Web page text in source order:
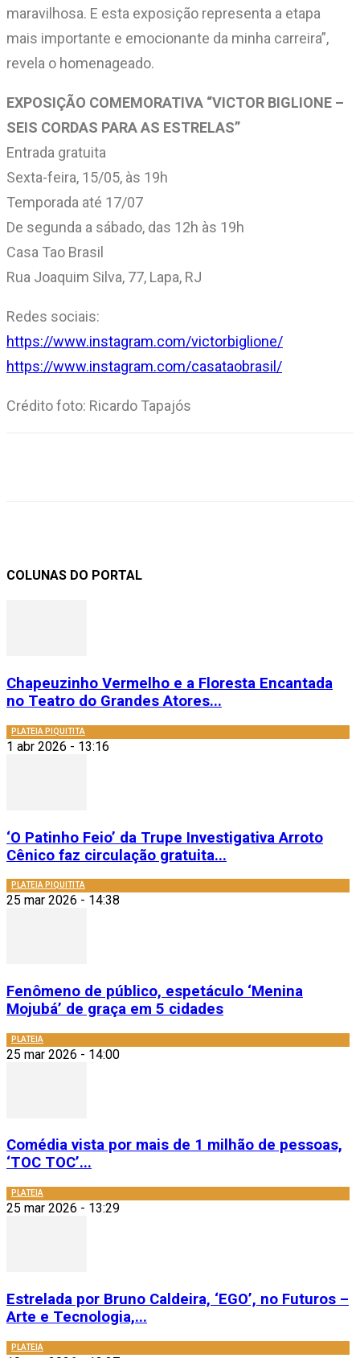
maravilhosa. E esta exposição representa a etapa
mais importante e emocionante da minha carreira”,
revela o homenageado.
EXPOSIÇÃO COMEMORATIVA “VICTOR BIGLIONE –
SEIS CORDAS PARA AS ESTRELAS”
Entrada gratuita
Sexta-feira, 15/05, às 19h
Temporada até 17/07
De segunda a sábado, das 12h às 19h
Casa Tao Brasil
Rua Joaquim Silva, 77, Lapa, RJ
Redes sociais:
https://www.instagram.com/victorbiglione/
https://www.instagram.com/casataobrasil/
Crédito foto: Ricardo Tapajós
COLUNAS DO PORTAL
Chapeuzinho Vermelho e a Floresta Encantada
no Teatro do Grandes Atores...
PLATEIA PIQUITITA
1 abr 2026 - 13:16
‘O Patinho Feio’ da Trupe Investigativa Arroto
Cênico faz circulação gratuita...
PLATEIA PIQUITITA
25 mar 2026 - 14:38
Fenômeno de público, espetáculo ‘Menina
Mojubá’ de graça em 5 cidades
PLATEIA
25 mar 2026 - 14:00
Comédia vista por mais de 1 milhão de pessoas,
‘TOC TOC’...
PLATEIA
25 mar 2026 - 13:29
Estrelada por Bruno Caldeira, ‘EGO’, no Futuros –
Arte e Tecnologia,...
PLATEIA